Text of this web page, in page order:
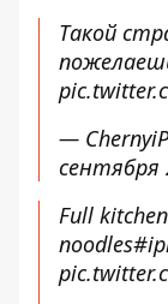
Такой
—
сентября
Full
noodles